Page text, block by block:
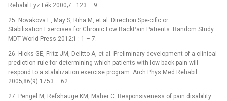
Rehabil Fyz Lék 2000;7 : 123 –⁠ 9.
25. Novakova E, May S, Riha M, et al. Direction Spe-cific or
Stabilisation Exercises for Chronic Low BackPain Patients. Random Study.
MDT World Press 2012;1 : 1 –⁠ 7.
26. Hicks GE, Fritz JM, Delitto A, et al. Preliminary development of a clinical
prediction rule for determin­ing which patients with low back pain will
respond to a stabilization exercise program. Arch Phys Med Rehabil
2005;86(9):1753 –⁠ 62.
27. Pengel M, Refshauge KM, Maher C. Responsiveness of pain disability